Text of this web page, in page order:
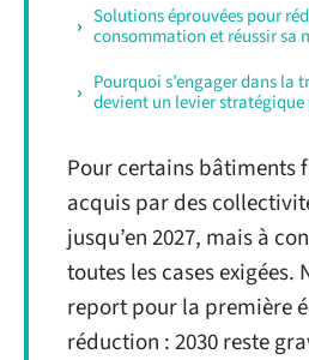
Solutions éprouvées pour
consommation et réussir sa
Pourquoi s’engager dans la
devient un levier stratégique
Pour certains bâtiments
acquis par des
jusqu’en 2027, mais à
toutes les cases exigées.
report pour la première
réduction : 2030 reste